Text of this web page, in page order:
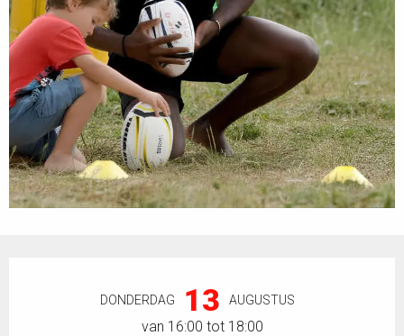
DONDERDAG 13 AUGUSTUS
van 16:00 tot 18:00